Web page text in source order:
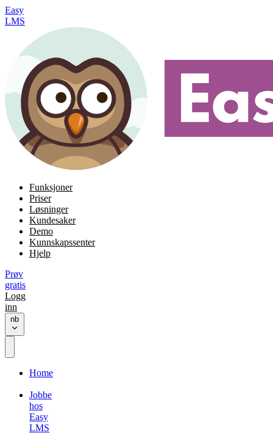
Easy
LMS
Funksjoner
Priser
Løsninger
Kundesaker
Demo
Kunnskapssenter
Hjelp
Prøv
gratis
Logg
inn
nb
Home
Jobbe
hos
Easy
LMS